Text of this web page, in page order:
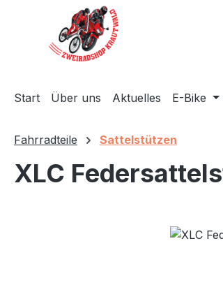
Hauptinhalt springen
Zur Suche springen
Zur Hauptnavigation springen
Start Über uns Aktuelles E-Bike
Fahrradteile Sattelstützen
XLC